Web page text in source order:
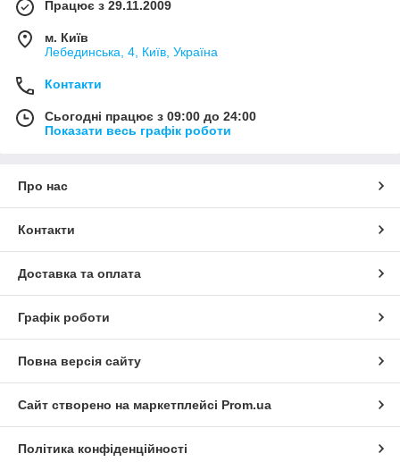
Працює з 29.11.2009
м. Київ
Лебединська, 4, Київ, Україна
Контакти
Сьогодні працює з 09:00 до 24:00
Показати весь графік роботи
Про нас
Контакти
Доставка та оплата
Графік роботи
Повна версія сайту
Сайт створено на маркетплейсі Prom.ua
Політика конфіденційності